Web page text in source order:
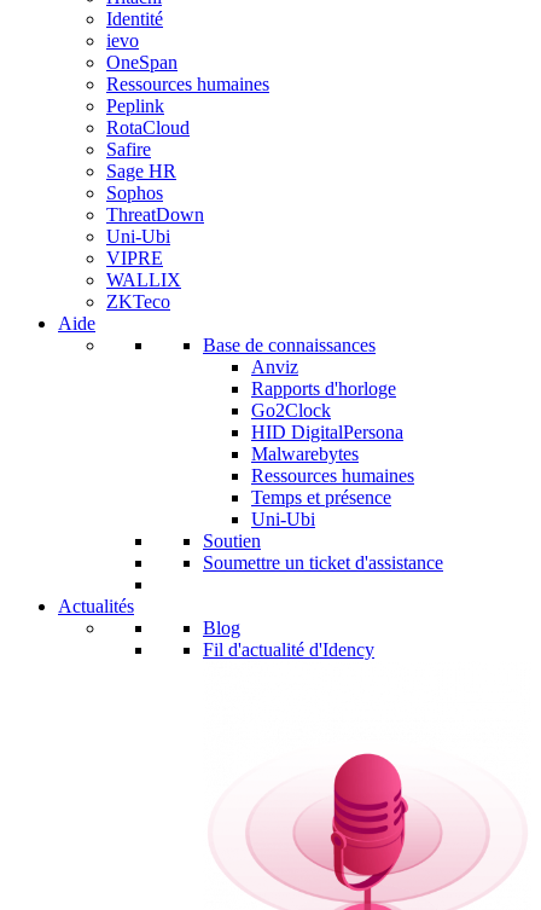
Identité
ievo
OneSpan
Ressources humaines
Peplink
RotaCloud
Safire
Sage HR
Sophos
ThreatDown
Uni-Ubi
VIPRE
WALLIX
ZKTeco
Aide
Base de connaissances
Anviz
Rapports d'horloge
Go2Clock
HID DigitalPersona
Malwarebytes
Ressources humaines
Temps et présence
Uni-Ubi
Soutien
Soumettre un ticket d'assistance
Actualités
Blog
Fil d'actualité d'Idency